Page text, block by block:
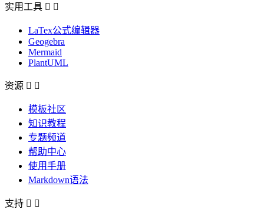
实用工具  
LaTex公式编辑器
Geogebra
Mermaid
PlantUML
资源  
模板社区
知识教程
专题频道
帮助中心
使用手册
Markdown语法
支持  